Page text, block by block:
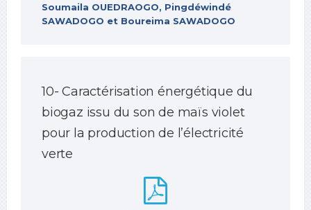
Soumaila OUEDRAOGO, Pingdéwindé
SAWADOGO et Boureima SAWADOGO
10- Caractérisation énergétique du
biogaz issu du son de maïs violet
pour la production de l’électricité
verte